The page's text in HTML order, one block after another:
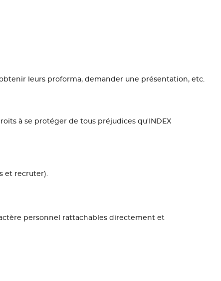
leurs proforma, demander une présentation, etc.
à se protéger de tous préjudices qu'INDEX
et recruter).
personnel rattachables directement et